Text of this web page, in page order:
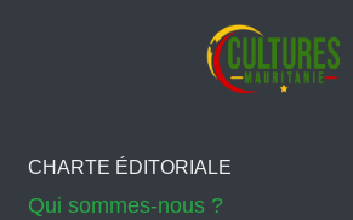
CHARTE ÉDITORIALE
Qui sommes-nous ?